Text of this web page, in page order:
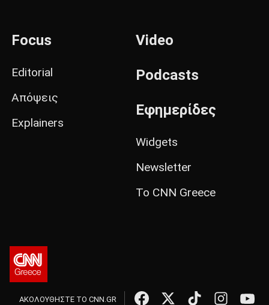
Focus
Editorial
Απόψεις
Explainers
Video
Podcasts
Εφημερίδες
Widgets
Newsletter
Το CNN Greece
ΑΚΟΛΟΥΘΗΣΤΕ ΤΟ CNN.GR